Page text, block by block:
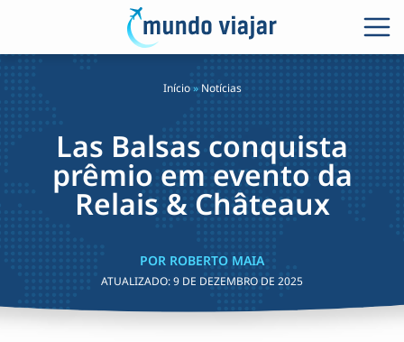
Início» Notícias
Las Balsas conquista
prêmio em evento da
Relais & Châteaux
POR ROBERTO MAIA
ATUALIZADO:9 DE DEZEMBRO DE 2025